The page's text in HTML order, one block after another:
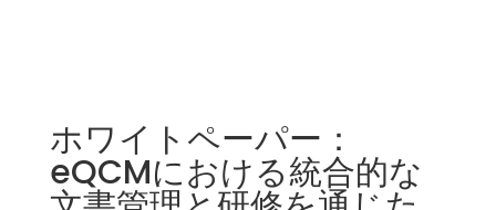
ホワイトペーパー：
eQCMにおける統合的な